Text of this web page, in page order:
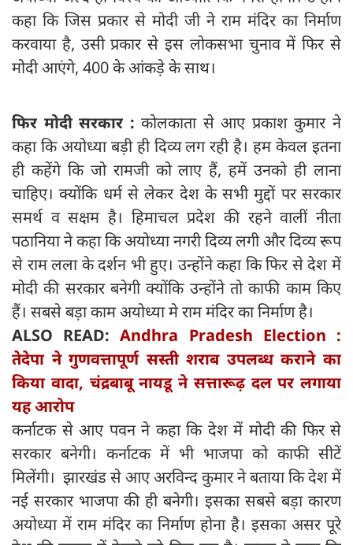
कहा कि जिस प्रकार से मोदी जी ने राम मंदिर का निर्माण
करवाया है, उसी प्रकार से इस लोकसभा चुनाव में फिर से
मोदी आएंगे, 400 के आंकड़े के साथ।
फिर मोदी सरकार :कोलकाता से आए प्रकाश कुमार ने
कहा कि अयोध्या बड़ी ही दिव्य लग रही है। हम केवल इतना
ही कहेंगे कि जो रामजी को लाए हैं, हमें उनको ही लाना
चाहिए। क्योंकि धर्म से लेकर देश के सभी मुद्दों पर सरकार
समर्थ व सक्षम है। हिमाचल प्रदेश की रहने वालीं नीता
पठानिया ने कहा कि अयोध्या नगरी दिव्य लगी और दिव्य रूप
से राम लला के दर्शन भी हुए। उन्होंने कहा कि फिर से देश में
मोदी की सरकार बनेगी क्योंकि उन्होंने तो काफी काम किए
हैं। सबसे बड़ा काम अयोध्या मे राम मंदिर का निर्माण है।
ALSO READ:Andhra Pradesh Election :
तेदेपा ने गुणवत्तापूर्ण सस्ती शराब उपलब्ध कराने का
किया वादा, चंद्रबाबू नायडू ने सत्तारूढ़ दल पर लगाया
यह आरोप
कर्नाटक से आए पवन ने कहा कि देश में मोदी की फिर से
सरकार बनेगी। कर्नाटक में भी भाजपा को काफी सीटें
मिलेंगी। झारखंड से आए अरविन्द कुमार ने बताया कि देश में
नई सरकार भाजपा की ही बनेगी। इसका सबसे बड़ा कारण
अयोध्या में राम मंदिर का निर्माण होना है। इसका असर पूरे